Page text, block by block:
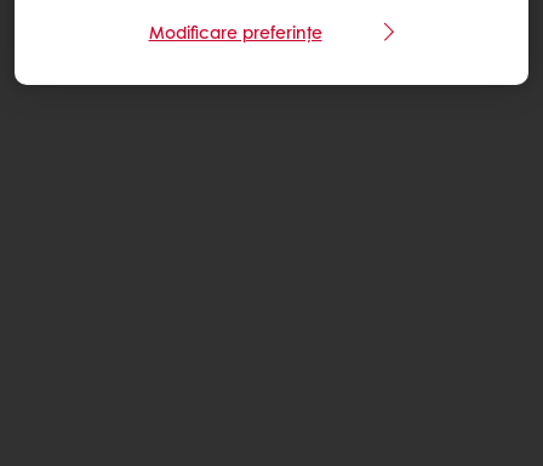
Modificare preferințe